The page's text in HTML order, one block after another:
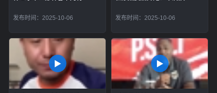
发布时间：2025-10-06 发布时间：2025-10-06